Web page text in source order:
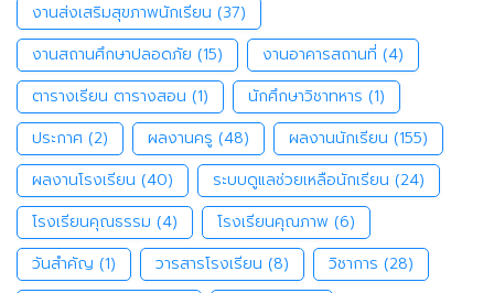
งานส่งเสริมสุขภาพนักเรียน (37)
งานสถานศึกษาปลอดภัย (15) งานอาคารสถานที่ (4)
ตารางเรียน ตารางสอน (1) นักศึกษาวิชาทหาร (1)
ประกาศ (2) ผลงานครู (48) ผลงานนักเรียน (155)
ผลงานโรงเรียน (40) ระบบดูแลช่วยเหลือนักเรียน (24)
โรงเรียนคุณธรรม (4) โรงเรียนคุณภาพ (6)
วันสำคัญ (1) วารสารโรงเรียน (8) วิชาการ (28)